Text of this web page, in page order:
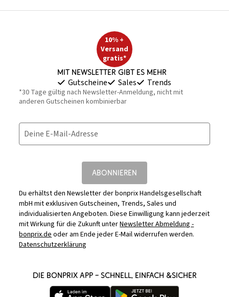
10% +
Versand
gratis*
Mit Newsletter gibt es mehr
Gutscheine Sales Trends
*30 Tage gültig nach Newsletter-Anmeldung, nicht mit
anderen Gutscheinen kombinierbar
Deine E-Mail-Adresse
ABONNIEREN
Du erhältst den Newsletter der bonprix Handelsgesellschaft
mbH mit exklusiven Gutscheinen, Trends, Sales und
individualisierten Angeboten. Diese Einwilligung kann jederzeit
mit Wirkung für die Zukunft unterNewsletter Abmeldung -
bonprix.deoder am Ende jeder E-Mail widerrufen werden.
Datenschutzerklärung
DIE BONPRIX APP – SCHNELL, EINFACH &SICHER